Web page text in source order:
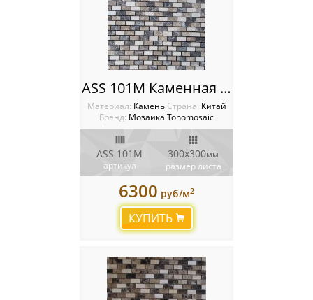
ASS 101M Каменная мозаика Tonomosaic
Материал: Камень Cтрана: Китай
Бренд: Мозаика Tonomosaic
ASS 101M
артикул
300х300мм
размер листа
6300 руб/м2
КУПИТЬ